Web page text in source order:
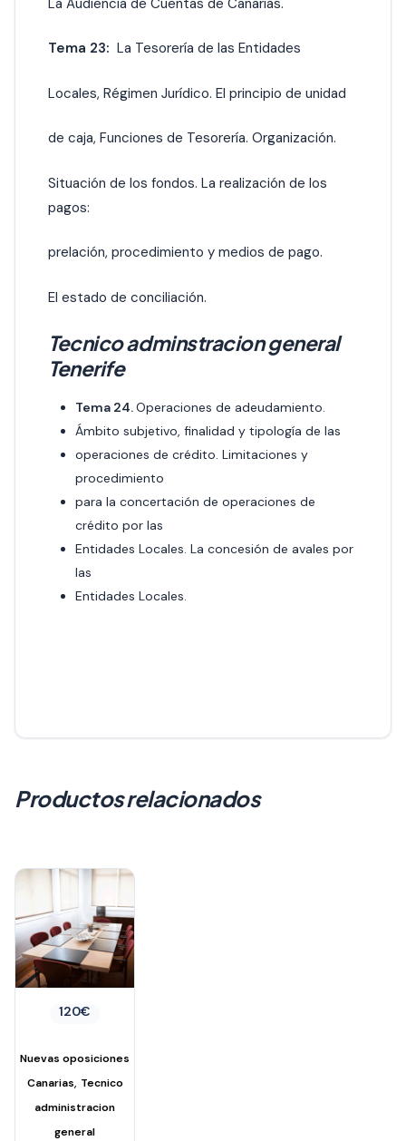
Tema 23: La Tesorería de las Entidades
Locales, Régimen Jurídico. El principio de unidad
de caja, Funciones de Tesorería. Organización.
Situación de los fondos. La realización de los
pagos:
prelación, procedimiento y medios de pago.
El estado de conciliación.
Tecnico adminstracion general
Tenerife
Tema 24.Operaciones de adeudamiento.
Ámbito subjetivo, finalidad y tipología de las
operaciones de crédito. Limitaciones y
procedimiento
para la concertación de operaciones de
crédito por las
Entidades Locales. La concesión de avales por
las
Entidades Locales.
Productos relacionados
120€
Nuevas oposiciones
Canarias, Tecnico
administracion
general